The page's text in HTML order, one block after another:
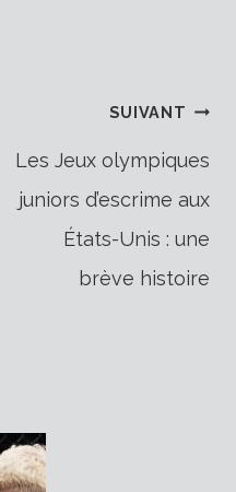
SUIVANT
Les Jeux olympiques
juniors d’escrime aux
États-Unis : une
brève histoire